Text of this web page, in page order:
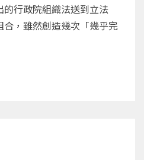
行政院組織法送到立法
，雖然創造幾次「幾乎完